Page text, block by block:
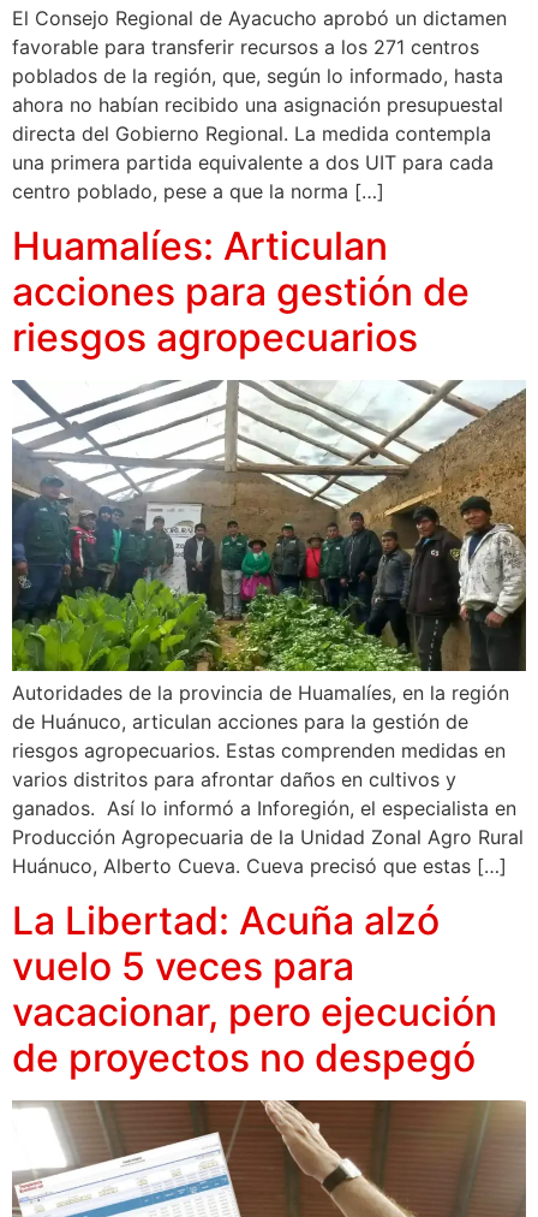
El Consejo Regional de Ayacucho aprobó un dictamen
favorable para transferir recursos a los 271 centros
poblados de la región, que, según lo informado, hasta
ahora no habían recibido una asignación presupuestal
directa del Gobierno Regional. La medida contempla
una primera partida equivalente a dos UIT para cada
centro poblado, pese a que la norma […]
Huamalíes: Articulan
acciones para gestión de
riesgos agropecuarios
Autoridades de la provincia de Huamalíes, en la región
de Huánuco, articulan acciones para la gestión de
riesgos agropecuarios. Estas comprenden medidas en
varios distritos para afrontar daños en cultivos y
ganados. Así lo informó a Inforegión, el especialista en
Producción Agropecuaria de la Unidad Zonal Agro Rural
Huánuco, Alberto Cueva. Cueva precisó que estas […]
La Libertad: Acuña alzó
vuelo 5 veces para
vacacionar, pero ejecución
de proyectos no despegó